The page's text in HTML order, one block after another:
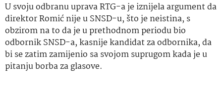
U svoju odbranu uprava RTG-a je iznijela argument da
direktor Romić nije u SNSD-u, što je neistina, s
obzirom na to da je u prethodnom periodu bio
odbornik SNSD-a, kasnije kandidat za odbornika, da
bi se zatim zamijenio sa svojom suprugom kada je u
pitanju borba za glasove.